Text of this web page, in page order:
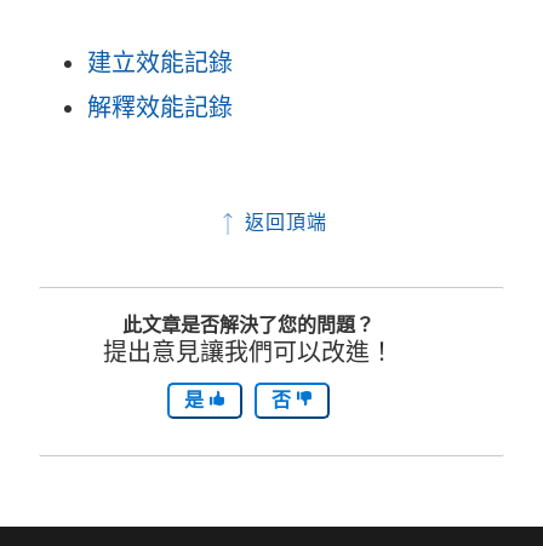
建立效能記錄
解釋效能記錄
返回頂端
此文章是否解決了您的問題？
提出意見讓我們可以改進！
是 否